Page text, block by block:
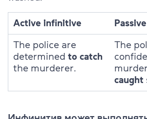
Active infinitive
The police are
determined to catch
the murderer.
The
caught